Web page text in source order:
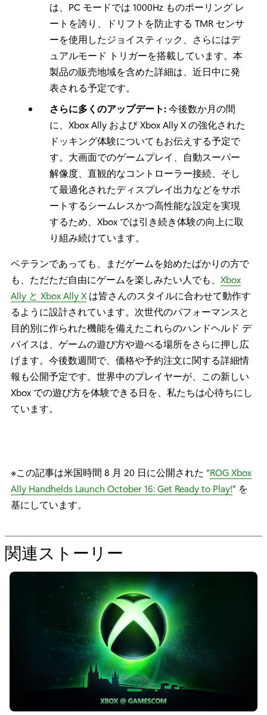
は、PC モードでは 1000Hz ものポーリング レ
ートを誇り、ドリフトを防止する TMR センサ
ーを使用したジョイスティック、さらにはデ
ュアルモード トリガーを搭載しています。本
製品の販売地域を含めた詳細は、近日中に発
表される予定です。
さらに多くのアップデート:今後数か月の間
に、Xbox Ally および Xbox Ally X の強化された
ドッキング体験についてもお伝えする予定で
す。大画面でのゲームプレイ、自動スーパー
解像度、直観的なコントローラー接続、そし
て最適化されたディスプレイ出力などをサポ
ートするシームレスかつ高性能な設定を実現
するため、Xbox では引き続き体験の向上に取
り組み続けています。
ベテランであっても、まだゲームを始めたばかりの方で
も、ただただ自由にゲームを楽しみたい人でも、 Xbox
Ally と Xbox Ally X は皆さんのスタイルに合わせて動作す
るように設計されています。次世代のパフォーマンスと
目的別に作られた機能を備えたこれらのハンドヘルド デ
バイスは、ゲームの遊び方や遊べる場所をさらに押し広
げます。今後数週間で、価格や予約注文に関する詳細情
報も公開予定です。世界中のプレイヤーが、この新しい
Xbox での遊び方を体験できる日を、私たちは心待ちにし
ています。
※この記事は米国時間 8 月 20 日に公開された “ROG Xbox
Ally Handhelds Launch October 16: Get Ready to Play!” を
基にしています。
関連ストーリー
た
め
の
“
R
O
G